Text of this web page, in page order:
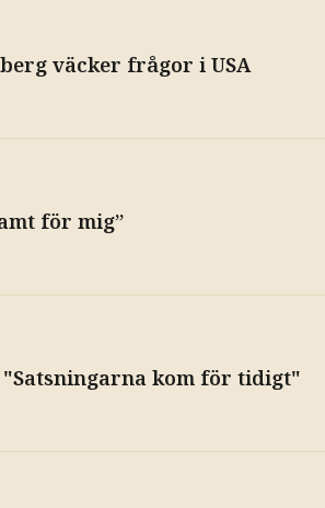
väcker frågor i USA
för mig”
"Satsningarna kom för tidigt"